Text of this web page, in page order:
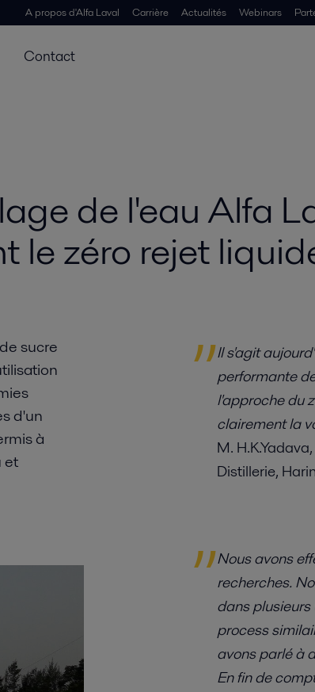
A propos d'Alfa Laval Carrière Actualités Webinars
Contact
de l'eau Alfa
le zéro rejet
sucre
d'un
à
et
Il s'agit
performante
l'approche du
clairement la
M.
Distillerie,
Nous avons
recherches.
dans plusieurs
process
avons parlé à
En fin de